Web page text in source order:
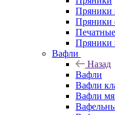
Пряники
Пряники
Печатные
Пряники
Вафли
Назад
Вафли
Вафли
Вафли